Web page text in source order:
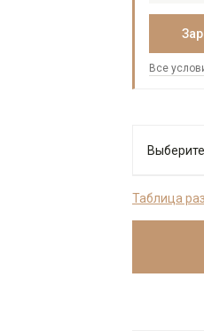
Все
Таблица